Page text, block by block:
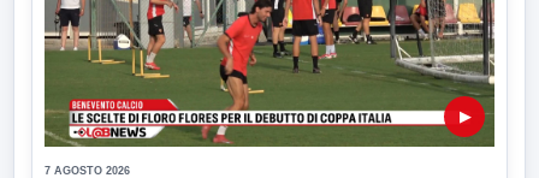
▶
7 AGOSTO 2026